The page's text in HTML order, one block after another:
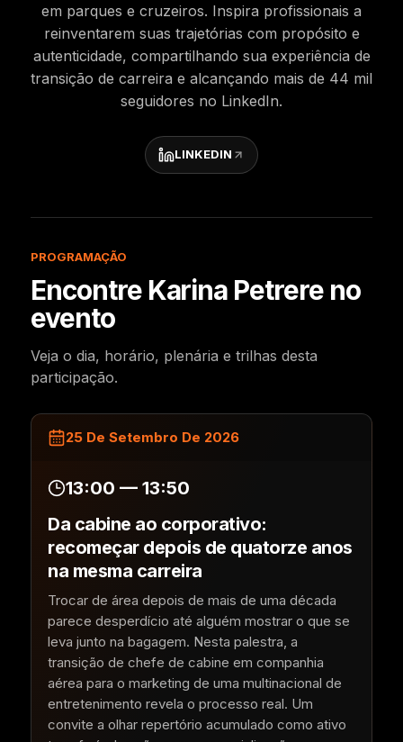
em parques e cruzeiros. Inspira profissionais a
reinventarem suas trajetórias com propósito e
autenticidade, compartilhando sua experiência de
transição de carreira e alcançando mais de 44 mil
seguidores no LinkedIn.
LINKEDIN
PROGRAMAÇÃO
Encontre Karina Petrereno
evento
Veja o dia, horário, plenária e trilhas desta
participação.
25 De Setembro De 2026
13:00 — 13:50
Da cabine ao corporativo:
recomeçar depois de quatorze anos
na mesma carreira
Trocar de área depois de mais de uma década
parece desperdício até alguém mostrar o que se
leva junto na bagagem. Nesta palestra, a
transição de chefe de cabine em companhia
aérea para o marketing de uma multinacional de
entretenimento revela o processo real. Um
convite a olhar repertório acumulado como ativo